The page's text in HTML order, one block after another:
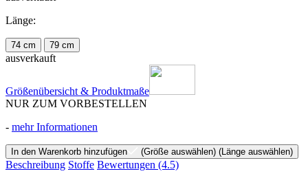
Länge:
74 cm 79 cm
ausverkauft
Größenübersicht & Produktmaße
NUR ZUM VORBESTELLEN
- mehr Informationen
In den Warenkorb hinzufügen (Größe auswählen) (Länge auswählen)
Beschreibung Stoffe Bewertungen (4.5)